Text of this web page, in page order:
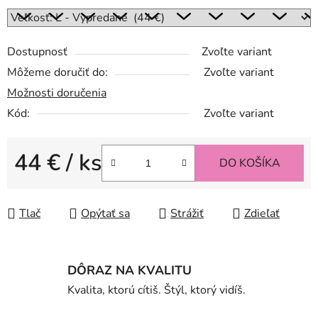
Dostupnosť
Zvoľte variant
Môžeme doručiť do:
Zvoľte variant
Možnosti doručenia
Kód:
Zvoľte variant
44 €/ ks DO KOŠÍKA
Tlač Opýtať sa Strážiť Zdieľať
DÔRAZ NA KVALITU
Kvalita, ktorú cítiš. Štýl, ktorý vidíš.